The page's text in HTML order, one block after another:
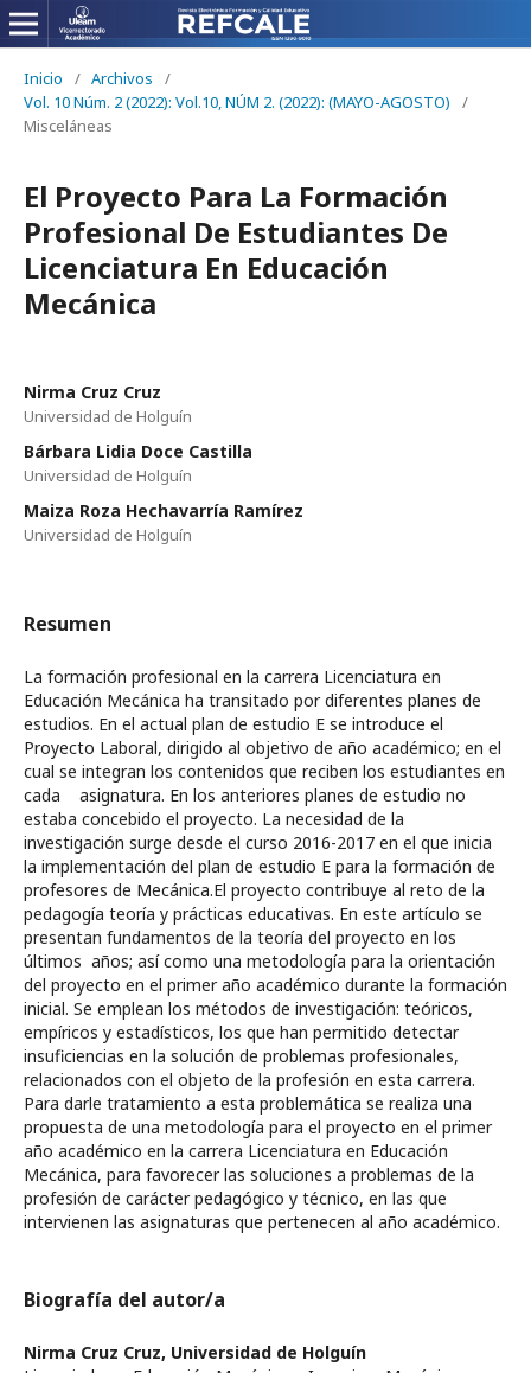
Inicio / Archivos
/
Vol. 10 Núm. 2 (2022): Vol.10, NÚM 2. (2022): (MAYO-AGOSTO)
/
Misceláneas
El Proyecto Para La Formación
Profesional De Estudiantes De
Licenciatura En Educación
Mecánica
Nirma Cruz Cruz
Universidad de Holguín
Bárbara Lidia Doce Castilla
Universidad de Holguín
Maiza Roza Hechavarría Ramírez
Universidad de Holguín
Resumen
La formación profesional en la carrera Licenciatura en
Educación Mecánica ha transitado por diferentes planes de
estudios. En el actual plan de estudio E se introduce el
Proyecto Laboral, dirigido al objetivo de año académico; en el
cual se integran los contenidos que reciben los estudiantes en
cada asignatura. En los anteriores planes de estudio no
estaba concebido el proyecto. La necesidad de la
investigación surge desde el curso 2016-2017 en el que inicia
la implementación del plan de estudio E para la formación de
profesores de Mecánica.El proyecto contribuye al reto de la
pedagogía teoría y prácticas educativas. En este artículo se
presentan fundamentos de la teoría del proyecto en los
últimos años; así como una metodología para la orientación
del proyecto en el primer año académico durante la formación
inicial. Se emplean los métodos de investigación: teóricos,
empíricos y estadísticos, los que han permitido detectar
insuficiencias en la solución de problemas profesionales,
relacionados con el objeto de la profesión en esta carrera.
Para darle tratamiento a esta problemática se realiza una
propuesta de una metodología para el proyecto en el primer
año académico en la carrera Licenciatura en Educación
Mecánica, para favorecer las soluciones a problemas de la
profesión de carácter pedagógico y técnico, en las que
intervienen las asignaturas que pertenecen al año académico.
Biografía del autor/a
Nirma Cruz Cruz, Universidad de Holguín